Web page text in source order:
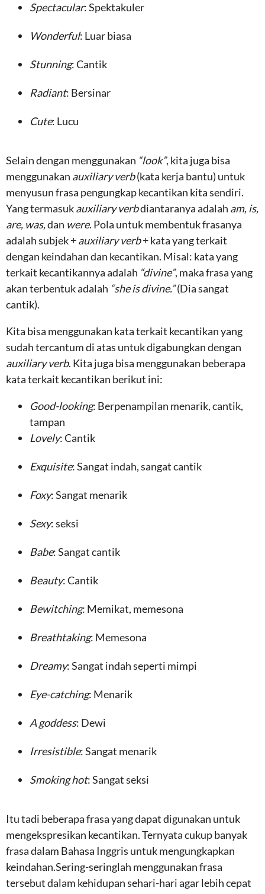
Spectacular: Spektakuler
Wonderful: Luar biasa
Stunning: Cantik
Radiant: Bersinar
Cute: Lucu
Selain dengan menggunakan “look”, kita juga bisa
menggunakan auxiliary verb(kata kerja bantu) untuk
menyusun frasa pengungkap kecantikan kita sendiri.
Yang termasukauxiliary verbdiantaranya adalah am, is,
are, was,dan were. Pola untuk membentuk frasanya
adalah subjek +auxiliary verb+ kata yang terkait
dengan keindahan dan kecantikan. Misal: kata yang
terkait kecantikannya adalah “divine”, maka frasa yang
akan terbentuk adalah “she is divine.”(Dia sangat
cantik).
Kita bisa menggunakan kata terkait kecantikan yang
sudah tercantum di atas untuk digabungkan dengan
auxiliary verb. Kita juga bisa menggunakan beberapa
kata terkait kecantikan berikut ini:
Good-looking: Berpenampilan menarik, cantik,
tampan
Lovely: Cantik
Exquisite: Sangat indah, sangat cantik
Foxy: Sangat menarik
Sexy: seksi
Babe: Sangat cantik
Beauty: Cantik
Bewitching: Memikat, memesona
Breathtaking: Memesona
Dreamy: Sangat indah seperti mimpi
Eye-catching: Menarik
A goddess: Dewi
Irresistible: Sangat menarik
Smoking hot: Sangat seksi
Itu tadi beberapa frasa yang dapat digunakan untuk
mengekspresikan kecantikan. Ternyata cukup banyak
frasa dalam Bahasa Inggris untuk mengungkapkan
keindahan.Sering-seringlah menggunakan frasa
tersebut dalam kehidupan sehari-hari agar lebih cepat